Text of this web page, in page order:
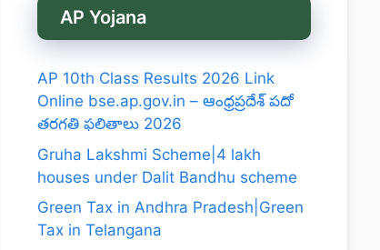
AP Yojana
AP 10th Class Results 2026 Link
Online bse.ap.gov.in – ఆంధ్రప్రదేశ్ పదో
తరగతి ఫలితాలు 2026
Gruha Lakshmi Scheme|4 lakh
houses under Dalit Bandhu scheme
Green Tax in Andhra Pradesh|Green
Tax in Telangana